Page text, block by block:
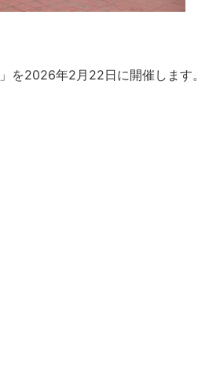
を2026年2月22日に開催します。